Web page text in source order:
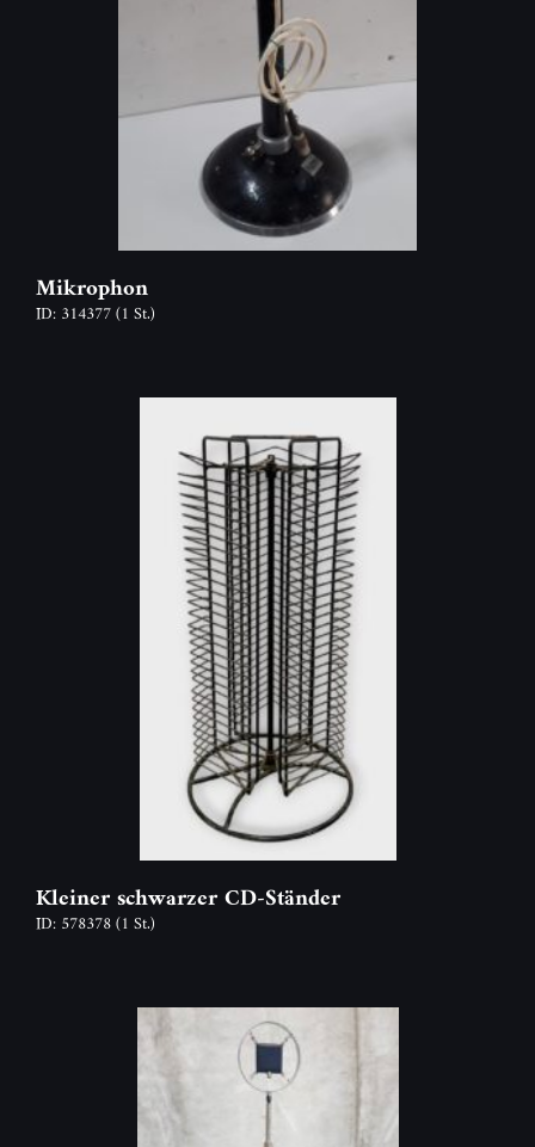
Mikrophon
ID: 314377(1 St.)
Kleiner schwarzer CD-Ständer
ID: 578378(1 St.)